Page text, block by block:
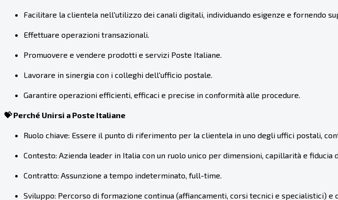
Facilitare la clientela nell'utilizzo dei canali digitali, individuando esigenze e fornendo
Effettuare operazioni transazionali.
Promuovere e vendere prodotti e servizi Poste Italiane.
Lavorare in sinergia con i colleghi dell'ufficio postale.
Garantire operazioni efficienti, efficaci e precise in conformità alle procedure.
💝 Perché Unirsi a Poste Italiane
Ruolo chiave: Essere il punto di riferimento per la clientela in uno degli uffici postali,
Contesto: Azienda leader in Italia con un ruolo unico per dimensioni, capillarità e fiducia
Contratto: Assunzione a tempo indeterminato, full-time.
Sviluppo: Percorso di formazione continua (affiancamenti, corsi tecnici e specialistici)